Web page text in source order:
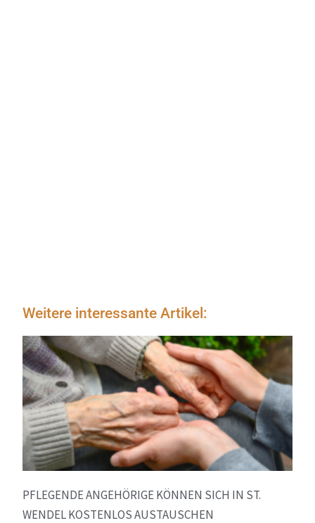
Weitere interessante Artikel:
PFLEGENDE ANGEHÖRIGE KÖNNEN SICH IN ST.
WENDEL KOSTENLOS AUSTAUSCHEN